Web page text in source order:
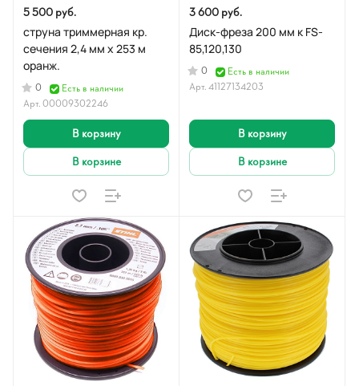
5 500 руб.
струна триммерная кр.
сечения 2,4 мм х 253 м
оранж.
0
Есть в наличии
Арт.00009302246
В корзину
В корзине
3 600 руб.
Диск-фреза 200 мм к FS-
85,120,130
0
Есть в наличии
Арт.41127134203
В корзину
В корзине